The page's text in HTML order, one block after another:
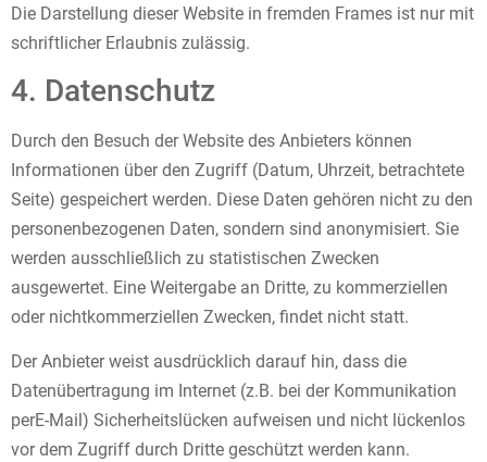
Die Darstellung dieser Website in fremden Frames ist nur mit
schriftlicher Erlaubnis zulässig.
4. Datenschutz
Durch den Besuch der Website des Anbieters können
Informationen über den Zugriff (Datum, Uhrzeit, betrachtete
Seite) gespeichert werden. Diese Daten gehören nicht zu den
personenbezogenen Daten, sondern sind anonymisiert. Sie
werden ausschließlich zu statistischen Zwecken
ausgewertet. Eine Weitergabe an Dritte, zu kommerziellen
oder nichtkommerziellen Zwecken, findet nicht statt.
Der Anbieter weist ausdrücklich darauf hin, dass die
Datenübertragung im Internet (z.B. bei der Kommunikation
perE-Mail) Sicherheitslücken aufweisen und nicht lückenlos
vor dem Zugriff durch Dritte geschützt werden kann.